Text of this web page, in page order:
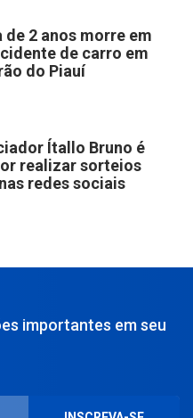
de 2 anos morre em
de carro em
do Piauí
Ítallo Bruno é
realizar sorteios
redes sociais
importantes em seu